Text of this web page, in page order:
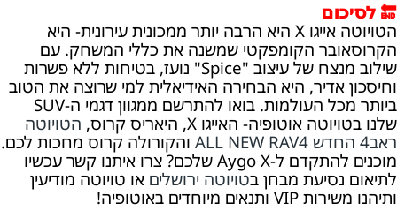
🔚 לסיכום
הטויוטה אייגו X היא הרבה יותר ממכונית עירונית- היא
הקרוסאובר הקומפקטי שמשנה את כללי המשחק. עם
שילוב מנצח של עיצוב "Spice" נועז, בטיחות ללא פשרות
וחיסכון אדיר, היא הבחירה האידיאלית למי שרוצה את הטוב
ביותר מכל העולמות. בואו להתרשם ממגוון דגמי ה-SUV
שלנו בטויוטה אוטופיה- האייגו X, היאריס קרוס,
הטויוטה
ראב4 החדש ALL NEW RAV4
והקורולה קרוס מחכות לכם.
מוכנים להתקדם ל-Aygo X שלכם? צרו איתנו קשר עכשיו
לתיאום נסיעת מבחן בטויוטה ירושלים או טויוטה מודיעין
ותיהנו משירות VIP ותנאים מיוחדים באוטופיה!